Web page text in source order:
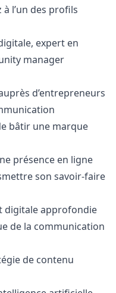
l’un des profils
expert en
manager
d’entrepreneurs
bâtir une marque
présence en ligne
son savoir-faire
digitale approfondie
de la communication
de contenu